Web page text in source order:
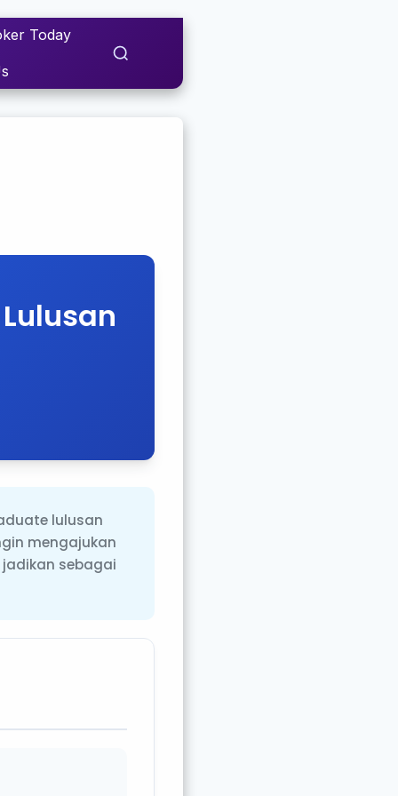
Today
lulusan
mengajukan
sebagai